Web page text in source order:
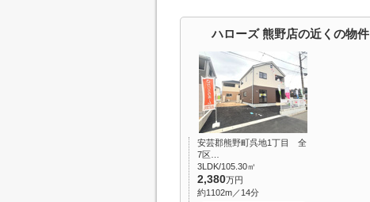
ハローズ 熊野店の近くの物件
安芸郡熊野町呉地1丁目 全
7区…
3LDK/105.30㎡
2,380万円
約1102m／14分